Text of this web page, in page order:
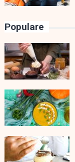
Populare